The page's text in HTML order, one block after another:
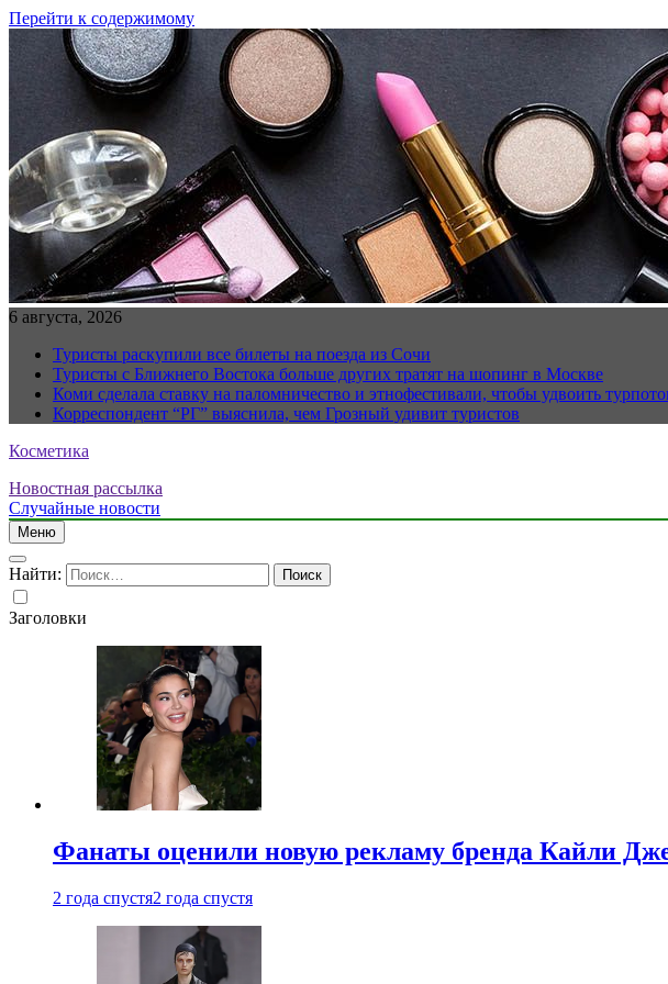
Перейти к содержимому
6 августа, 2026
Туристы раскупили все билеты на поезда из Сочи
Туристы с Ближнего Востока больше других тратят на шопинг в Москве
Коми сделала ставку на паломничество и этнофестивали, чтобы удвоить
Корреспондент “РГ” выяснила, чем Грозный удивит туристов
Косметика
Новостная рассылка
Случайные новости
Меню
Найти:
Заголовки
Фанаты оценили новую рекламу бренда Кайли
2 года спустя2 года спустя